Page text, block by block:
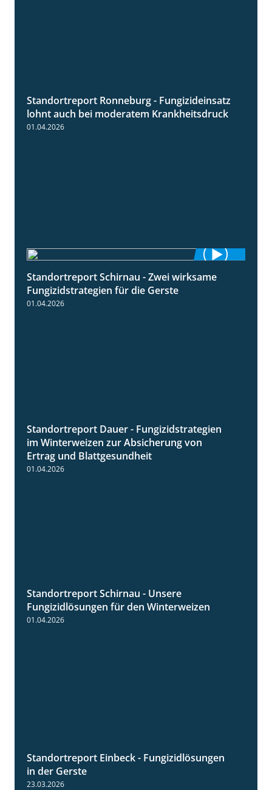
5:04
Standortreport Ronneburg - Fungizideinsatz
lohnt auch bei moderatem Krankheitsdruck
01.04.2026
4:27
Standortreport Schirnau - Zwei wirksame
Fungizidstrategien für die Gerste
01.04.2026
5:10
Standortreport Dauer - Fungizidstrategien
im Winterweizen zur Absicherung von
Ertrag und Blattgesundheit
01.04.2026
Standortreport Schirnau - Unsere
Fungizidlösungen für den Winterweizen
01.04.2026
6:50
Standortreport Einbeck - Fungizidlösungen
in der Gerste
23.03.2026